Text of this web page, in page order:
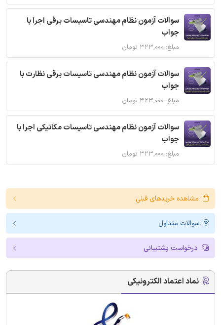
سوالات آزمون نظام مهندسی تاسیسات برقی اجرا با
جواب
مبلغ: ۳۲۳,۰۰۰ تومان
سوالات آزمون نظام مهندسی تاسیسات برقی نظارت با
جواب
مبلغ: ۳۲۳,۰۰۰ تومان
سوالات آزمون نظام مهندسی تاسیسات مکانیکی اجرا با
جواب
مبلغ: ۳۲۳,۰۰۰ تومان
مشاهده خریدهای قبلی
سوالات متداول
درخواست پشتیبانی
نماد اعتماد الکترونیکی